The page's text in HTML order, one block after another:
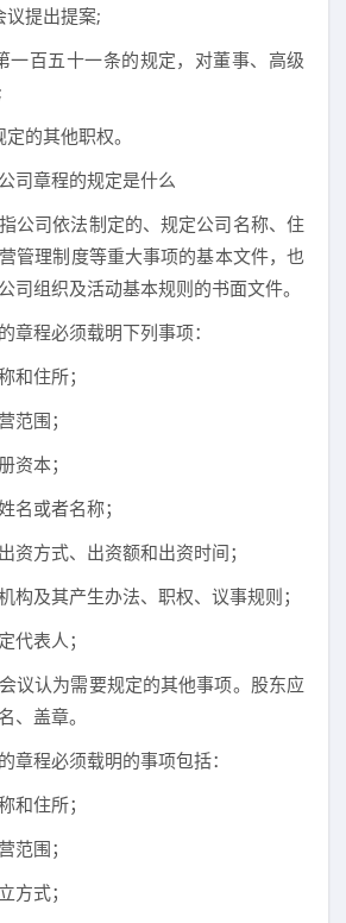
议提出提案;
一百五十一条的规定，对董事、高级
的其他职权。
司章程的规定是什么
公司依法制定的、规定公司名称、住
管理制度等重大事项的基本文件，也
司组织及活动基本规则的书面文件。
章程必须载明下列事项：
和住所；
范围；
资本；
名或者名称；
资方式、出资额和出资时间；
构及其产生办法、职权、议事规则；
代表人；
会议认为需要规定的其他事项。股东应
、盖章。
章程必须载明的事项包括：
和住所；
范围；
方式；